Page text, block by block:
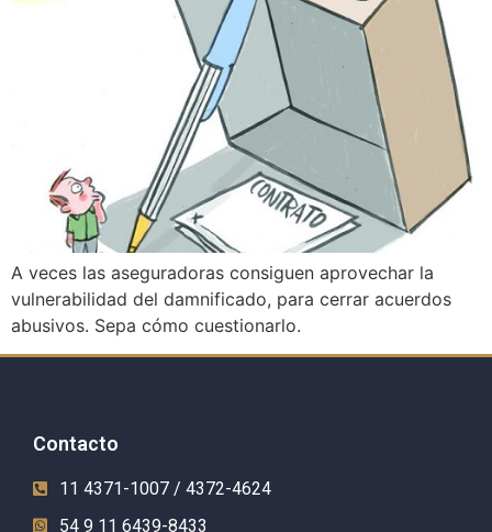
A veces las aseguradoras consiguen aprovechar la
vulnerabilidad del damnificado, para cerrar acuerdos
abusivos. Sepa cómo cuestionarlo.
Contacto
11 4371-1007 / 4372-4624
54 9 11 6439-8433